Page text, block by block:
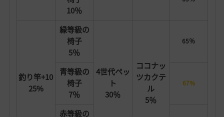
10％
釣り竿+10
25%
緑等級の
椅子
5％
4世代ペッ
ト
30％
ココナッ
ツカクテ
ル
5％
65％
青等級の
椅子
7％
67%
赤等級の